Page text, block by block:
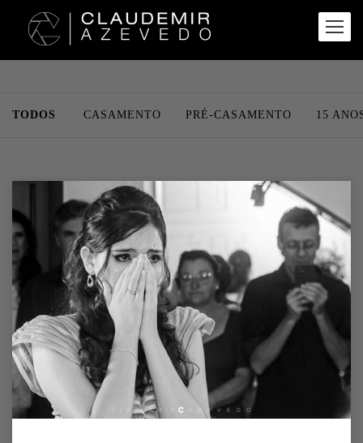
TODOS CASAMENTO PRÉ-CASAMENTO 15